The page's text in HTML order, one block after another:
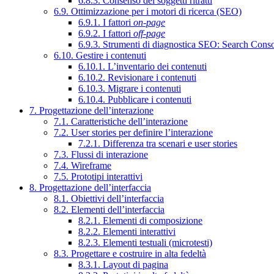
6.9. Ottimizzazione per i motori di ricerca (SEO)
6.9.1. I fattori on-page
6.9.2. I fattori off-page
6.9.3. Strumenti di diagnostica SEO: Search
6.10. Gestire i contenuti
6.10.1. L’inventario dei contenuti
6.10.2. Revisionare i contenuti
6.10.3. Migrare i contenuti
6.10.4. Pubblicare i contenuti
7. Progettazione dell’interazione
7.1. Caratteristiche dell’interazione
7.2. User stories per definire l’interazione
7.2.1. Differenza tra scenari e user stories
7.3. Flussi di interazione
7.4. Wireframe
7.5. Prototipi interattivi
8. Progettazione dell’interfaccia
8.1. Obiettivi dell’interfaccia
8.2. Elementi dell’interfaccia
8.2.1. Elementi di composizione
8.2.2. Elementi interattivi
8.2.3. Elementi testuali (microtesti)
8.3. Progettare e costruire in alta fedeltà
8.3.1. Layout di pagina